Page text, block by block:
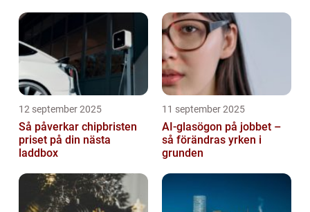
12 september 2025
Så påverkar chipbristen
priset på din nästa
laddbox
11 september 2025
AI-glasögon på jobbet –
så förändras yrken i
grunden